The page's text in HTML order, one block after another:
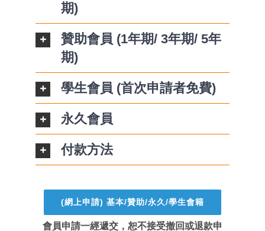
期)
贊助會員 (1年期/ 3年期/ 5年
期)
學生會員 (首次申請者免費)
永久會員
付款方法
(網上申請) 基本/贊助/永久/學生會籍
會員申請一經遞交，恕不接受撤回或退款申